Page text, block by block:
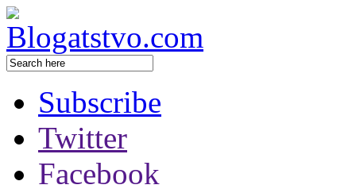
Subscribe
Twitter
Facebook